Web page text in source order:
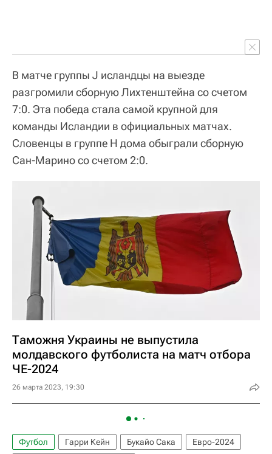
В матче группы J исландцы на выезде
разгромили сборную Лихтенштейна со счетом
7:0. Эта победа стала самой крупной для
команды Исландии в официальных матчах.
Словенцы в группе H дома обыграли сборную
Сан-Марино со счетом 2:0.
Таможня Украины не выпустила
молдавского футболиста на матч отбора
ЧЕ-2024
26 марта 2023, 19:30
Футбол Гарри Кейн Букайо Сака
Евро-2024